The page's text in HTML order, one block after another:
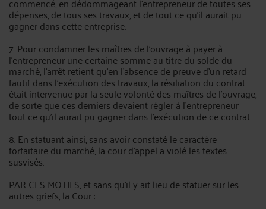
dépenses, de tous ses travaux, et de tout ce qu'il aurait pu
gagner dans cette entreprise.
7. Pour condamner les maîtres de l'ouvrage à payer à
l'entrepreneur une certaine somme au titre du solde du
marché, l'arrêt retient qu'en l'absence de preuve d'un retard
fautif dans l'exécution des travaux, la résiliation du contrat
était intervenue par la seule volonté des maîtres de l'ouvrage,
de sorte que ces derniers devaient régler à l'entrepreneur
tout ce qu'il aurait pu gagner dans l'exécution de ce contrat.
8. En statuant ainsi, sans avoir constaté le caractère
forfaitaire du marché, la cour d'appel a violé les textes
susvisés.
PAR CES MOTIFS, et sans qu'il y ait lieu de statuer sur les
autres griefs, la Cour :